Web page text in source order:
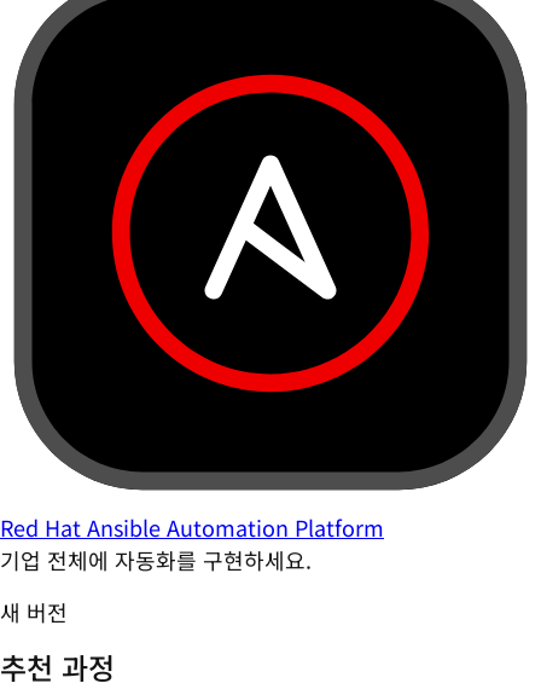
Red Hat Ansible Automation Platform
기업 전체에 자동화를 구현하세요.
새 버전
추천 과정